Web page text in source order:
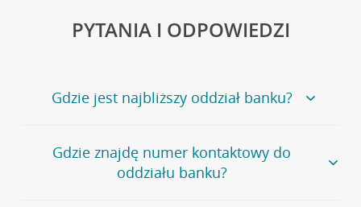
PYTANIA I ODPOWIEDZI
Gdzie jest najbliższy oddział banku?
Jeśli szukasz oddziału naszego banku, zapraszamy na
stronęPlacówki i bankomaty, na której znajduje się
wygodna wyszukiwarka.
Gdzie znajdę numer kontaktowy do
oddziału banku?